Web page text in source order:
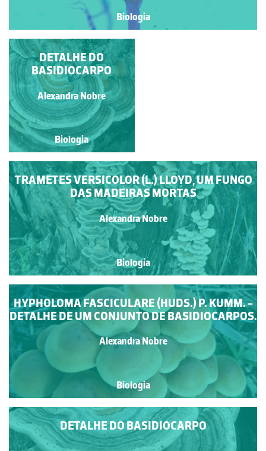
Biologia
MATA-MOSCAS
Paulo Talhadas dos Santos
Biologia
TRAMETES VERSICOLOR (L.) LLOYD, UM FUNGO
DAS MADEIRAS MORTAS
Alexandra Nobre
Biologia
DETALHE DO
BASIDIOCARPO
Alexandra Nobre
Biologia
HYPHOLOMA FASCICULARE (HUDS.) P. KUMM. -
DETALHE DE UM CONJUNTO DE BASIDIOCARPOS.
Alexandra Nobre
Biologia
DETALHE DO BASIDIOCARPO